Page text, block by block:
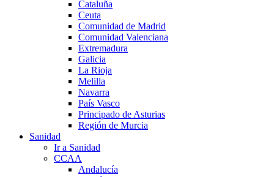
Cataluña
Ceuta
Comunidad de Madrid
Comunidad Valenciana
Extremadura
Galicia
La Rioja
Melilla
Navarra
País Vasco
Principado de Asturias
Región de Murcia
Sanidad
Ir a Sanidad
CCAA
Andalucía